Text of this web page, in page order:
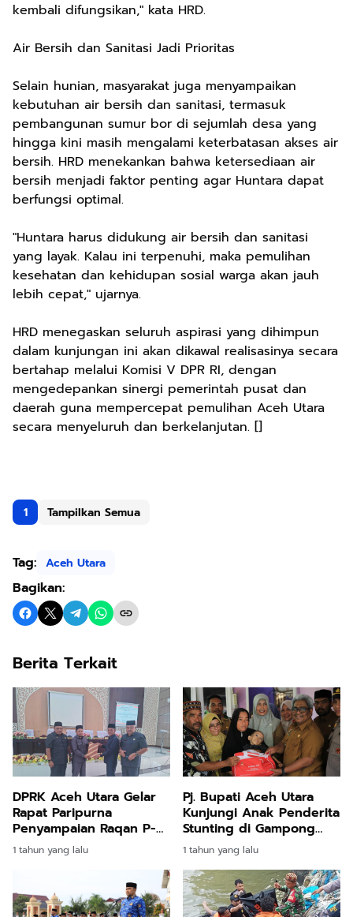
kembali difungsikan," kata HRD.
Air Bersih dan Sanitasi Jadi Prioritas
Selain hunian, masyarakat juga menyampaikan
kebutuhan air bersih dan sanitasi, termasuk
pembangunan sumur bor di sejumlah desa yang
hingga kini masih mengalami keterbatasan akses air
bersih. HRD menekankan bahwa ketersediaan air
bersih menjadi faktor penting agar Huntara dapat
berfungsi optimal.
"Huntara harus didukung air bersih dan sanitasi
yang layak. Kalau ini terpenuhi, maka pemulihan
kesehatan dan kehidupan sosial warga akan jauh
lebih cepat," ujarnya.
HRD menegaskan seluruh aspirasi yang dihimpun
dalam kunjungan ini akan dikawal realisasinya secara
bertahap melalui Komisi V DPR RI, dengan
mengedepankan sinergi pemerintah pusat dan
daerah guna mempercepat pemulihan Aceh Utara
secara menyeluruh dan berkelanjutan. []
1 Tampilkan Semua
Tag: Aceh Utara
Bagikan:
Berita Terkait
DPRK Aceh Utara Gelar
Rapat Paripurna
Penyampaian Raqan P-
APBK TA 2024
1 tahun yang lalu
Pj. Bupati Aceh Utara
Kunjungi Anak Penderita
Stunting di Gampong
Cot Patisah
1 tahun yang lalu